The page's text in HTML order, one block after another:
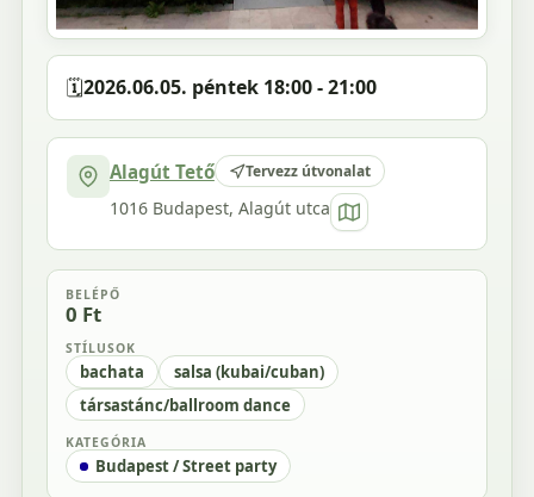
🗓️2026.06.05. péntek 18:00 - 21:00
Alagút Tető Tervezz útvonalat
1016 Budapest, Alagút utca
BELÉPŐ
0 Ft
STÍLUSOK
bachata
salsa (kubai/cuban)
társastánc/ballroom dance
KATEGÓRIA
Budapest / Street party